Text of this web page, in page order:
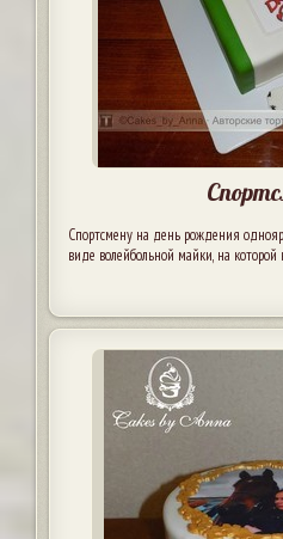
Спортсмену на день рождения
виде волейбольной майки, на которой